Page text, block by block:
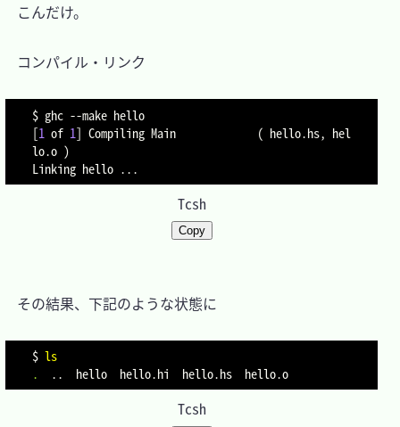
こんだけ。
コンパイル・リンク
$ ghc --make
[1 of 1] Compiling Main ( hello.hs, hel
lo.o )
Linking hello ..
Tcsh
Copy
その結果、下記のような状態に
$ ls
.
..
Tcsh